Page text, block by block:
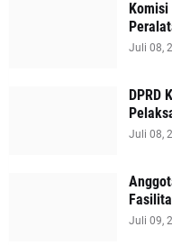
Komisi
Juli 08,
DPRD
Juli 08,
Juli 09,